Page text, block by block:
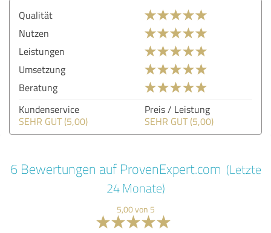
Qualität
Nutzen
Leistungen
Umsetzung
Beratung
Kundenservice
SEHR GUT (5,00)
Preis / Leistung
SEHR GUT (5,00)
6 Bewertungen auf ProvenExpert.com (Letzte
24 Monate)
5,00 von 5